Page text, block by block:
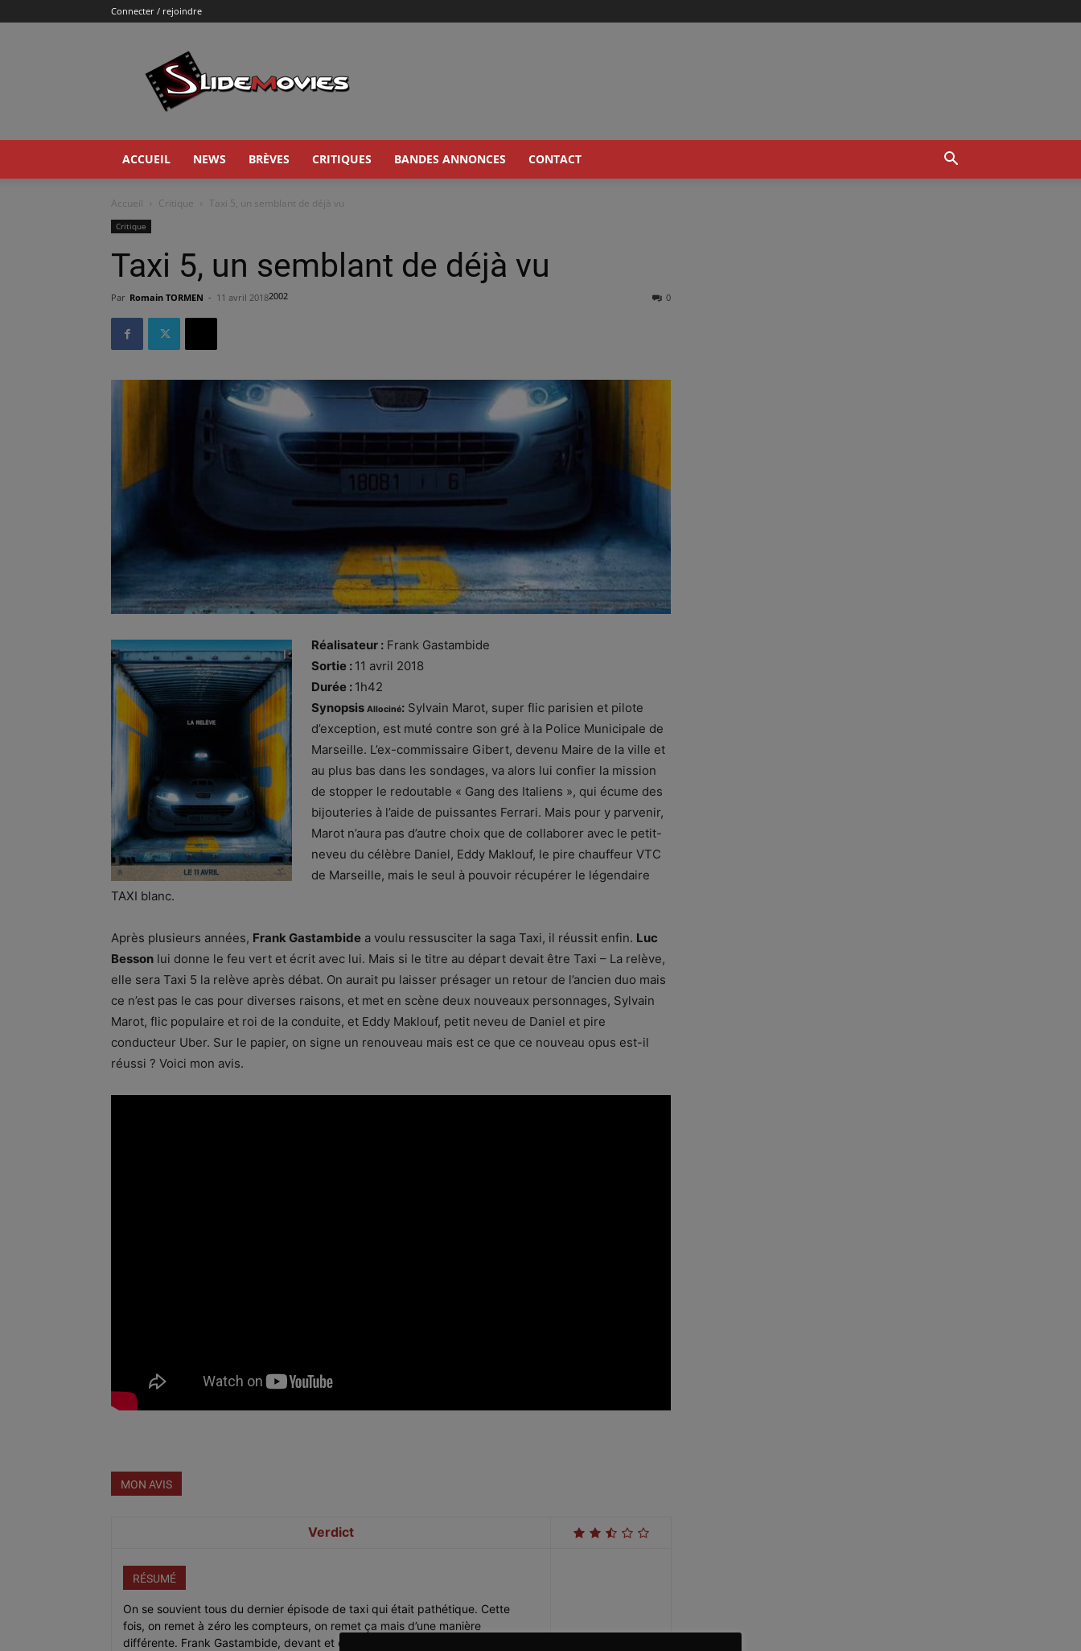
Connecter / rejoindre
ACCUEIL NEWS BRÈVES CRITIQUES BANDES ANNONCES CONTACT
Accueil Critique Taxi 5, un semblant de déjà vu
Critique
Taxi 5, un semblant de déjà vu
Par Romain TORMEN - 11 avril 2018 0
2002
Réalisateur : Frank Gastambide
Sortie : 11 avril 2018
Durée : 1h42
Synopsis Allociné: Sylvain Marot, super flic parisien et pilote
d’exception, est muté contre son gré à la Police Municipale de
Marseille. L’ex-commissaire Gibert, devenu Maire de la ville et
au plus bas dans les sondages, va alors lui confier la mission
de stopper le redoutable « Gang des Italiens », qui écume des
bijouteries à l’aide de puissantes Ferrari. Mais pour y parvenir,
Marot n’aura pas d’autre choix que de collaborer avec le petit-
neveu du célèbre Daniel, Eddy Maklouf, le pire chauffeur VTC
de Marseille, mais le seul à pouvoir récupérer le légendaire
TAXI blanc.
Après plusieurs années, Frank Gastambide a voulu ressusciter la saga Taxi, il réussit enfin. Luc
Besson lui donne le feu vert et écrit avec lui. Mais si le titre au départ devait être Taxi – La relève,
elle sera Taxi 5 la relève après débat. On aurait pu laisser présager un retour de l’ancien duo mais
ce n’est pas le cas pour diverses raisons, et met en scène deux nouveaux personnages, Sylvain
Marot, flic populaire et roi de la conduite, et Eddy Maklouf, petit neveu de Daniel et pire
conducteur Uber. Sur le papier, on signe un renouveau mais est ce que ce nouveau opus est-il
réussi ? Voici mon avis.
MON AVIS
Verdict
RÉSUMÉ
On se souvient tous du dernier épisode de taxi qui était pathétique. Cette
fois, on remet à zéro les compteurs, on remet ça mais d’une manière
différente. Frank Gastambide, devant et derrière la caméra, fait équipe